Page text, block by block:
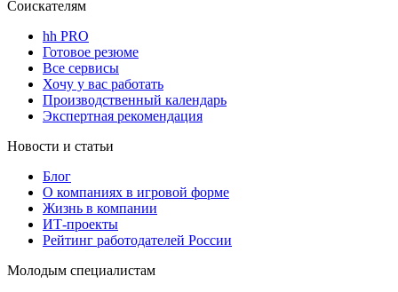
Соискателям
hh PRO
Готовое резюме
Все сервисы
Хочу у вас работать
Производственный календарь
Экспертная рекомендация
Новости и статьи
Блог
О компаниях в игровой форме
Жизнь в компании
ИТ-проекты
Рейтинг работодателей России
Молодым специалистам